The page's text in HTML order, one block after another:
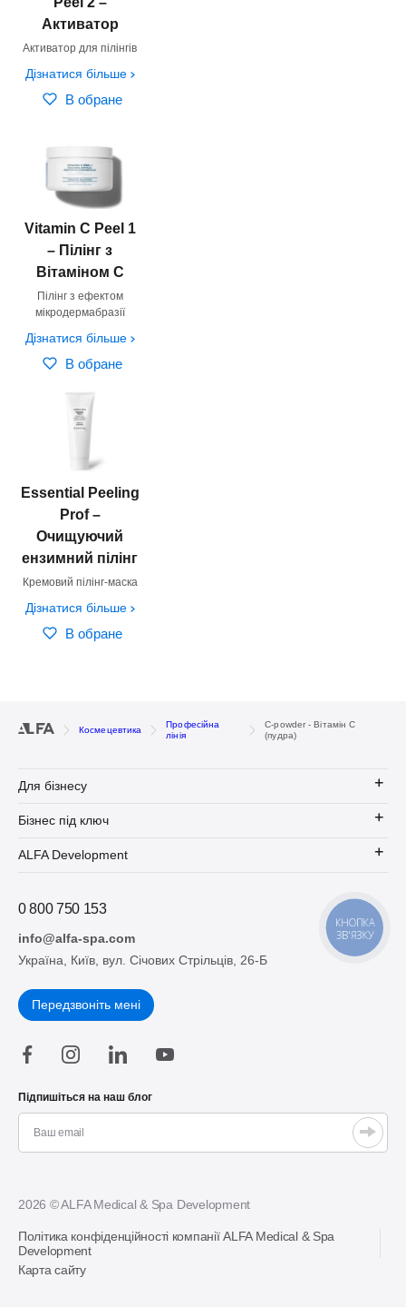
Активатор
Активатор для пілінгів
Дізнатися більше
В обране
Vitamin C Peel 1
– Пілінг з
Вітаміном С
Пілінг з ефектом
мікродермабразії
Дізнатися більше
В обране
Essential Peeling
Prof –
Очищуючий
ензимний пілінг
Кремовий пілінг-маска
Дізнатися більше
В обране
Космецевтика
Професійна
лінія
C-powder - Вітамін С
(пудра)
Для бізнесу
Бізнес під ключ
ALFA Development
0 800 750 153
info@alfa-spa.com
Україна, Київ, вул. Січових Стрільців, 26-Б
Передзвоніть мені
Підпишіться на наш блог
2026 © ALFA Medical & Spa Development
Політика конфіденційності компанії ALFA Medical & Spa
Development
Карта сайту
КНОПКА
ЗВ'ЯЗКУ